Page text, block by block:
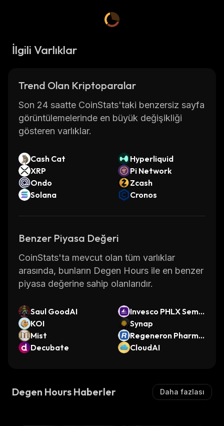
İlgili Varlıklar
Trend Olan Kriptoparalar
Son 24 saatte CoinStats'taki benzersiz sayfa
görüntülemelerinde en büyük değişikliği
gösteren varlıklar.
Cash Cat
Hyperliquid
XRP
Pi Network
Ondo
Zcash
Solana
Cronos
Benzer Piyasa Değeri
CoinStats'ta mevcut olan tüm varlıklar
arasında, bunların Degen Hours ile en benzer
piyasa değerine sahip olanlarıdır.
Saul GoodAI
Invesco PHLX Semic
onductor ETF (Ond
o Tokenized)
KOI
Synap
Mist
Regeneron Pharma
ceuticals (Ondo To
Decubate CloudAI
Degen Hours Haberler Daha fazlası